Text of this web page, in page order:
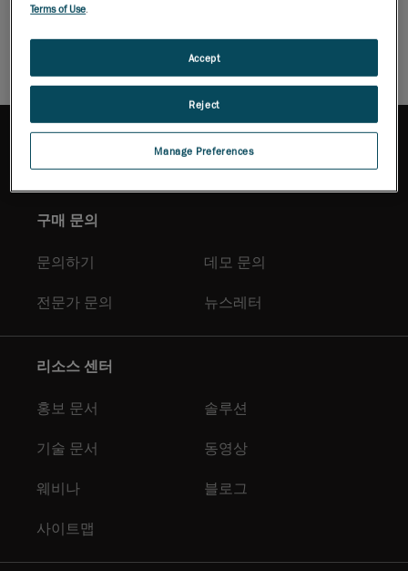
브로셔 다운로드
구매 문의
문의하기 데모 문의
전문가 문의 뉴스레터
리소스 센터
홍보 문서 솔루션
기술 문서 동영상
웨비나 블로그
사이트맵
Terms of Use
Manage Preferences
Reject
Accept